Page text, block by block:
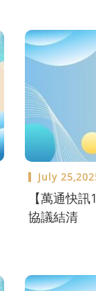
July
【萬通快
協議結清